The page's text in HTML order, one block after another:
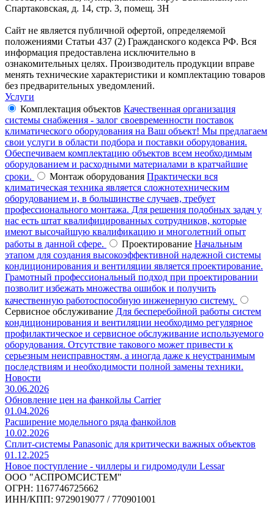
Спартаковская, д. 14, стр. 3, помещ. 3Н
Сайт не является публичной офертой, определяемой
положениями Статьи 437 (2) Гражданского кодекса РФ. Вся
информация предоставлена исключительно в
ознакомительных целях. Производитель продукции вправе
менять технические характеристики и комплектацию товаров
без предварительных уведомлений.
Услуги
Комплектация объектов Качественная организация
системы снабжения - залог своевременности поставок
климатического оборудования на Ваш объект! Мы предлагаем
свои услуги в области подбора и поставки оборудования.
Обеспечиваем комплектацию объектов всем необходимым
оборудованием и расходными материалами в кратчайшие
сроки.
Монтаж оборудования Практически вся
климатическая техника является сложнотехническим
оборудованием и, в большинстве случаев, требует
профессионального монтажа. Для решения подобных задач у
нас есть штат квалифицированных сотрудников, которые
имеют высочайшую квалификацию и многолетний опыт
работы в данной сфере.
Проектирование Начальным
этапом для создания высокоэффективной надежной системы
кондиционирования и вентиляции является проектирование.
Грамотный профессиональный подход при проектировании
позволит избежать множества ошибок и получить
качественную работоспособную инженерную систему.
Сервисное обслуживание Для бесперебойной работы систем
кондиционирования и вентиляции необходимо регулярное
профилактическое и сервисное обслуживание используемого
оборудования. Отсутствие такового может привести к
серьезным неисправностям, а иногда даже к неустранимым
последствиям и необходимости полной замены техники.
Новости
30.06.2026
Обновление цен на фанкойлы Carrier
01.04.2026
Расширение модельного ряда фанкойлов
10.02.2026
Сплит-системы Panasonic для критически важных объектов
01.12.2025
Новое поступление - чиллеры и гидромодули Lessar
ООО "АСПРОМСИСТЕМ"
ОГРН: 1167746725662
ИНН/КПП: 9729019077 / 770901001